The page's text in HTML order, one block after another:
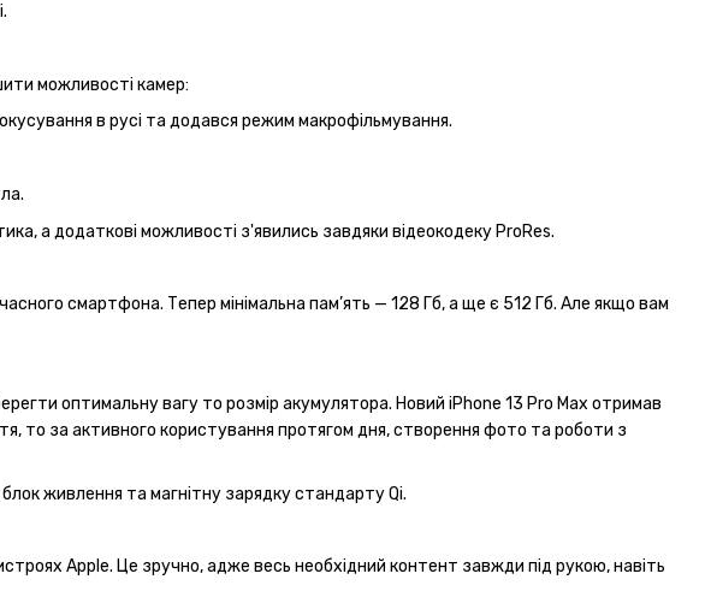
можливості камер:
в русі та додався режим макрофільмування.
а додаткові можливості з'явились завдяки відеокодеку ProRes.
смартфона. Тепер мінімальна пам’ять — 128 Гб, а ще є 512 Гб. Але якщо вам
оптимальну вагу то розмір акумулятора. Новий iPhone 13 Pro Max отримав
то за активного користування протягом дня, створення фото та роботи з
живлення та магнітну зарядку стандарту Qi.
Apple. Це зручно, адже весь необхідний контент завжди під рукою, навіть